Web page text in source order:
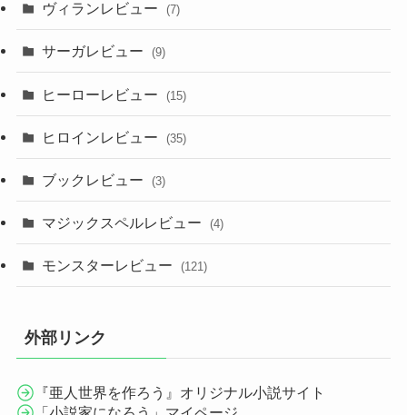
ヴィランレビュー (7)
サーガレビュー (9)
ヒーローレビュー (15)
ヒロインレビュー (35)
ブックレビュー (3)
マジックスペルレビュー (4)
モンスターレビュー (121)
外部リンク
『亜人世界を作ろう』オリジナル小説サイト